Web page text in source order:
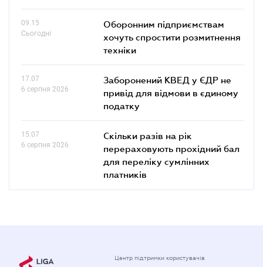
09.15
Сьогодні
Оборонним підприємствам
хочуть спростити розмитнення
техніки
17.07
6 серпня 2026
Заборонений КВЕД у ЄДР не
привід для відмови в єдиному
податку
15.07
6 серпня 2026
Скільки разів на рік
перераховують прохідний бал
для переліку сумлінних
платників
Центр підтримки користувачів